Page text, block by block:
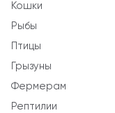
Кошки
Рыбы
Птицы
Грызуны
Фермерам
Рептилии